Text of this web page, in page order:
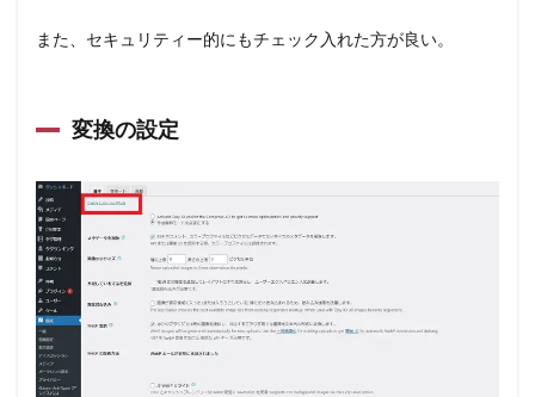
また、セキュリティー的にもチェック入れた方が良い。
変換の設定